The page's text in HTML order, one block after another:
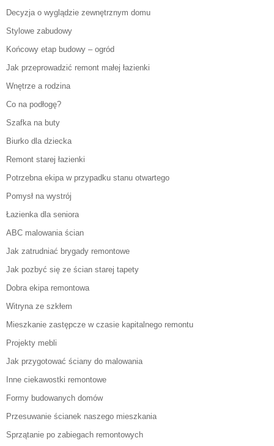
Decyzja o wyglądzie zewnętrznym domu
Stylowe zabudowy
Końcowy etap budowy – ogród
Jak przeprowadzić remont małej łazienki
Wnętrze a rodzina
Co na podłogę?
Szafka na buty
Biurko dla dziecka
Remont starej łazienki
Potrzebna ekipa w przypadku stanu otwartego
Pomysł na wystrój
Łazienka dla seniora
ABC malowania ścian
Jak zatrudniać brygady remontowe
Jak pozbyć się ze ścian starej tapety
Dobra ekipa remontowa
Witryna ze szkłem
Mieszkanie zastępcze w czasie kapitalnego remontu
Projekty mebli
Jak przygotować ściany do malowania
Inne ciekawostki remontowe
Formy budowanych domów
Przesuwanie ścianek naszego mieszkania
Sprzątanie po zabiegach remontowych